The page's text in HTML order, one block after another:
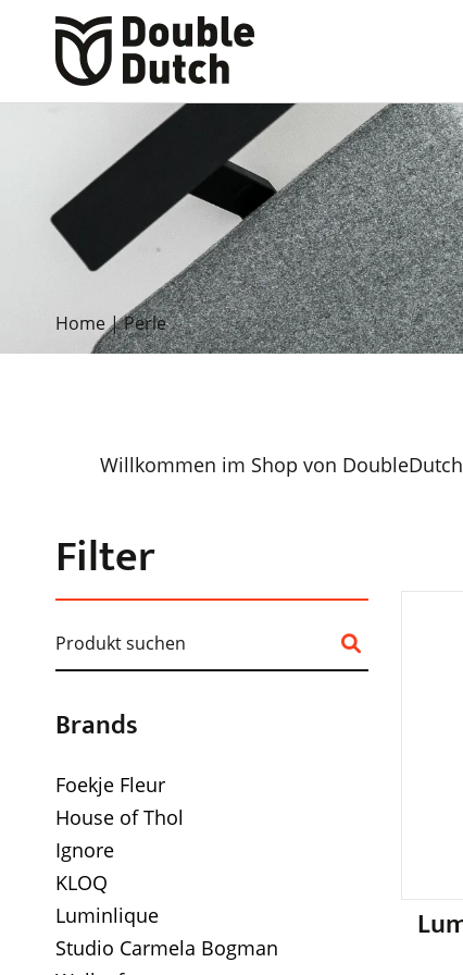
Home|Perle
Willkommen im Shop von
Filter
Brands
Foekje Fleur
House of Thol
Ignore
KLOQ
Luminlique
Studio Carmela Bogman